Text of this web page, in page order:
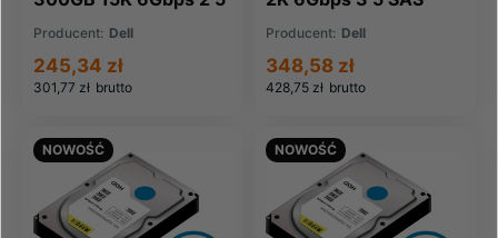
SAS (8WR71-CML)
Producent: Dell
301,77 zł brutto
245,34 zł
(01CJF5-CML)
Producent: Dell
428,75 zł brutto
348,58 zł
NOWOŚĆ NOWOŚĆ